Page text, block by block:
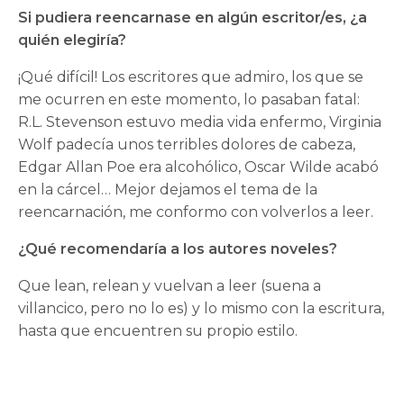
Si pudiera reencarnase en algún escritor/es, ¿a
quién elegiría?
¡Qué difícil! Los escritores que admiro, los que se
me ocurren en este momento, lo pasaban fatal:
R.L. Stevenson estuvo media vida enfermo, Virginia
Wolf padecía unos terribles dolores de cabeza,
Edgar Allan Poe era alcohólico, Oscar Wilde acabó
en la cárcel… Mejor dejamos el tema de la
reencarnación, me conformo con volverlos a leer.
¿Qué recomendaría a los autores noveles?
Que lean, relean y vuelvan a leer (suena a
villancico, pero no lo es) y lo mismo con la escritura,
hasta que encuentren su propio estilo.